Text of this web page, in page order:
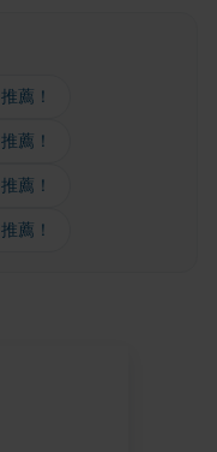
薦！
薦！
薦！
薦！